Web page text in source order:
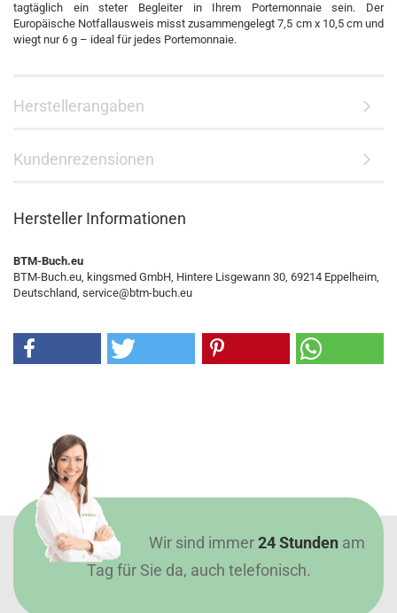
tagtäglich ein steter Begleiter in Ihrem Portemonnaie sein. Der
Europäische Notfallausweis misst zusammengelegt 7,5 cm x 10,5 cm und
wiegt nur 6 g – ideal für jedes Portemonnaie.
Herstellerangaben
Kundenrezensionen
Hersteller Informationen
BTM-Buch.eu
BTM-Buch.eu, kingsmed GmbH, Hintere Lisgewann 30, 69214 Eppelheim,
Deutschland, service@btm-buch.eu
Wir sind immer24 Stunden am
Tag für Sie da, auch telefonisch.